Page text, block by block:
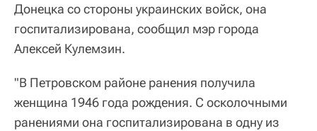
Донецка со стороны украинских войск, она
госпитализирована, сообщил мэр города
Алексей Кулемзин.
"В Петровском районе ранения получила
женщина 1946 года рождения. С осколочными
ранениями она госпитализирована в одну из